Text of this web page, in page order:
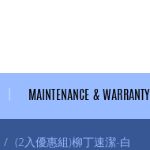
MAINTENANCE & WARRANTY
(2入優惠組)柳丁速潔-白